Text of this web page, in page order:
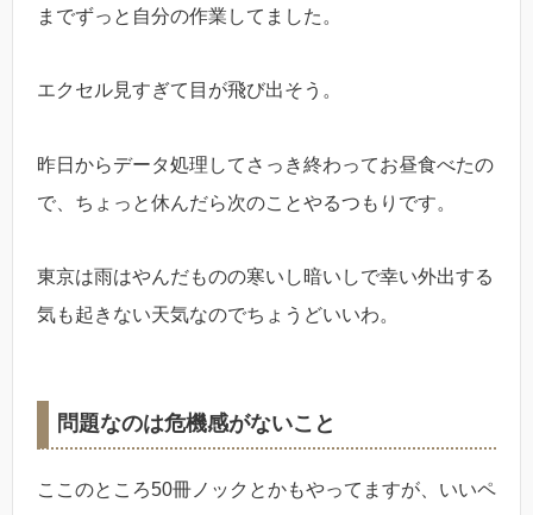
までずっと自分の作業してました。
エクセル見すぎて目が飛び出そう。
昨日からデータ処理してさっき終わってお昼食べたの
で、ちょっと休んだら次のことやるつもりです。
東京は雨はやんだものの寒いし暗いしで幸い外出する
気も起きない天気なのでちょうどいいわ。
問題なのは危機感がないこと
ここのところ50冊ノックとかもやってますが、いいペ